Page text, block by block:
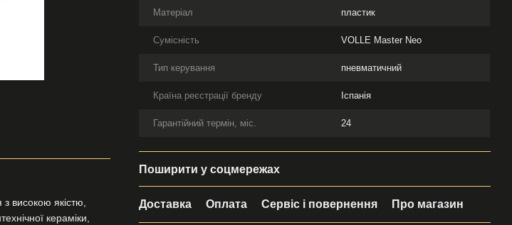
високою якістю,
кераміки,
Матеріал пластик
Сумісність VOLLE Master Neo
Тип керування пневматичний
Країна реєстрації бренду Іспанія
Гарантійний термін, міс. 24
Поширити у соцмережах
Доставка Оплата Сервіс і повернення Про магазин